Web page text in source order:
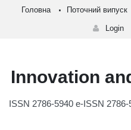
Головна Поточний випуск
Login
Innovation
ISSN 2786-5940 e-ISSN 2786-